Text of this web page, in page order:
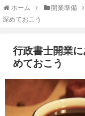
ホーム 開業準備
深めておこう
行政書士開業
めておこう